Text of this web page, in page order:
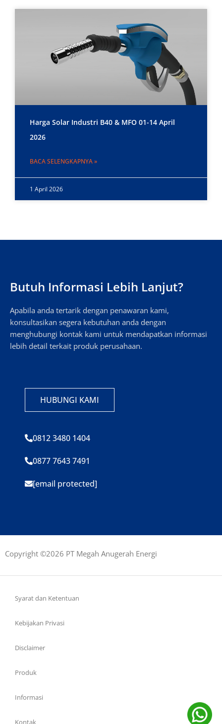
Harga Solar Industri B40 & MFO 01-14 April
2026
BACA SELENGKAPNYA »
1 April 2026
Butuh Informasi Lebih Lanjut?
Apabila anda tertarik dengan penawaran kami,
konsultasikan segera kebutuhan anda dengan
menghubungi kontak kami untuk mendapatkan informasi
lebih detail terkait produk perusahaan.
HUBUNGI KAMI
0812 3480 1404
0877 7643 7491
[email protected]
Copyright ©2026 PT Megah Anugerah Energi
Syarat dan Ketentuan
Kebijakan Privasi
Disclaimer
Produk
Informasi
Kontak